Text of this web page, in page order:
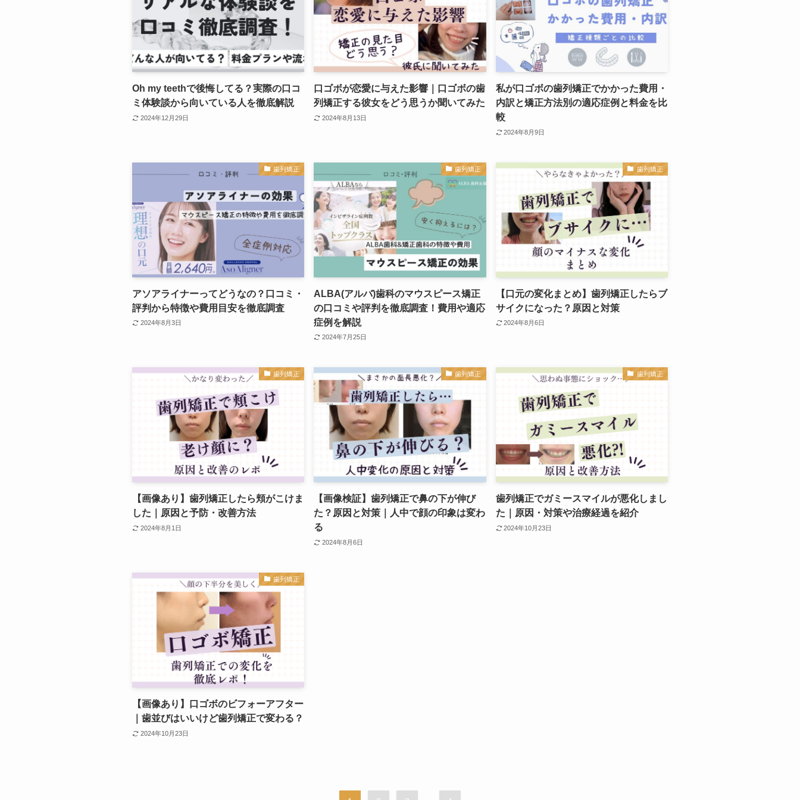
Oh my teethで後悔してる？実際の口コ
ミ体験談から向いている人を徹底解説
2024年12月29日
口ゴボが恋愛に与えた影響｜口ゴボの歯
列矯正する彼女をどう思うか聞いてみた
2024年8月13日
私が口ゴボの歯列矯正でかかった費用・
内訳と矯正方法別の適応症例と料金を比
較
2024年8月9日
歯列矯正
アソアライナーってどうなの？口コミ・
評判から特徴や費用目安を徹底調査
2024年8月3日
歯列矯正
ALBA(アルバ)歯科のマウスピース矯正
の口コミや評判を徹底調査！費用や適応
症例を解説
2024年7月25日
歯列矯正
【口元の変化まとめ】歯列矯正したらブ
サイクになった？原因と対策
2024年8月6日
歯列矯正
【画像あり】歯列矯正したら頬がこけま
した｜原因と予防・改善方法
2024年8月1日
歯列矯正
【画像検証】歯列矯正で鼻の下が伸び
た？原因と対策｜人中で顔の印象は変わ
る
2024年8月6日
歯列矯正
歯列矯正でガミースマイルが悪化しまし
た｜原因・対策や治療経過を紹介
2024年10月23日
歯列矯正
【画像あり】口ゴボのビフォーアフター
｜歯並びはいいけど歯列矯正で変わる？
2024年10月23日